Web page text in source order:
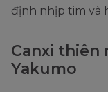
định nhịp tim và
Canxi thiên
Yakumo